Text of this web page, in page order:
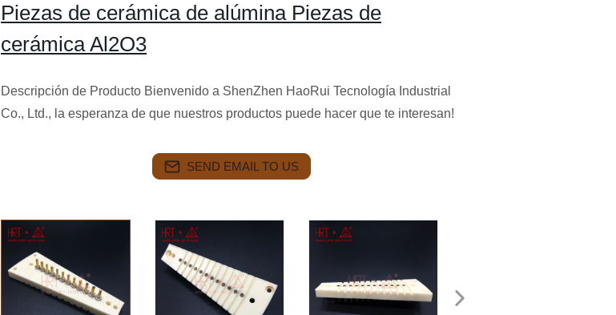
Piezas de cerámica de alúmina Piezas de
cerámica Al2O3
Descripción de Producto Bienvenido a ShenZhen HaoRui Tecnología Industrial
Co., Ltd., la esperanza de que nuestros productos puede hacer que te interesan!
SEND EMAIL TO US